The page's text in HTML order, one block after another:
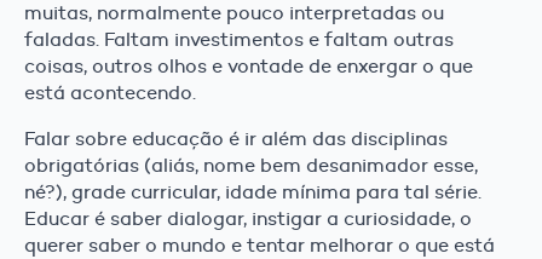
muitas, normalmente pouco interpretadas ou
faladas. Faltam investimentos e faltam outras
coisas, outros olhos e vontade de enxergar o que
está acontecendo.
Falar sobre educação é ir além das disciplinas
obrigatórias (aliás, nome bem desanimador esse,
né?), grade curricular, idade mínima para tal série.
Educar é saber dialogar, instigar a curiosidade, o
querer saber o mundo e tentar melhorar o que está